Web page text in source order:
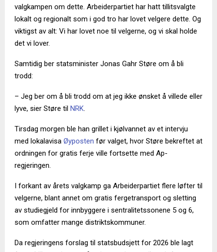
valgkampen om dette. Arbeiderpartiet har hatt tillitsvalgte
lokalt og regionalt som i god tro har lovet velgere dette. Og
viktigst av alt: Vi har lovet noe til velgerne, og vi skal holde
det vi lover.
Samtidig ber statsminister Jonas Gahr Støre om å bli
trodd:
– Jeg ber om å bli trodd om at jeg ikke ønsket å villede eller
lyve, sier Støre til NRK.
Tirsdag morgen ble han grillet i kjølvannet av et intervju
med lokalavisa Øyposten før valget, hvor Støre bekreftet at
ordningen for gratis ferje ville fortsette med Ap-
regjeringen.
I forkant av årets valgkamp ga Arbeiderpartiet flere løfter til
velgerne, blant annet om gratis fergetransport og sletting
av studiegjeld for innbyggere i sentralitetssonene 5 og 6,
som omfatter mange distriktskommuner.
Da regjeringens forslag til statsbudsjett for 2026 ble lagt